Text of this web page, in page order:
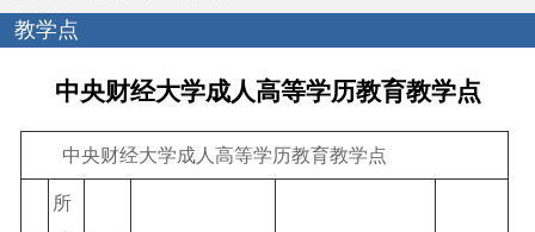
教学点
中央财经大学成人高等学历教育教学点
中央财经大学成人高等学历教育教学点
所